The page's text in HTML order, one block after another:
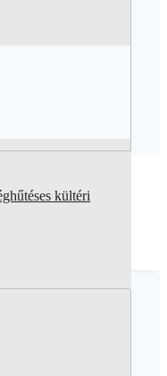
kültéri